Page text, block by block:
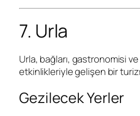
7. Urla
Urla, bağları, gastronomisi
etkinlikleriyle gelişen bir
Gezilecek Yerler